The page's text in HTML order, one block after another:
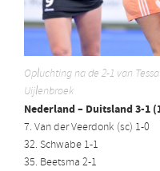
Opluchting na de 2-1 van
Uijlenbroek
Nederland – Duitsland 3-1
7. Van der Veerdonk (sc) 1-0
32. Schwabe 1-1
35. Beetsma 2-1